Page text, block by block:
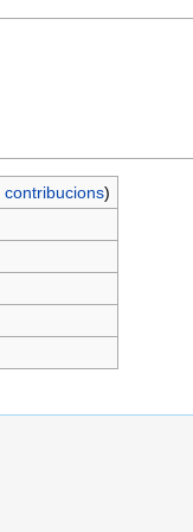
contribucions)